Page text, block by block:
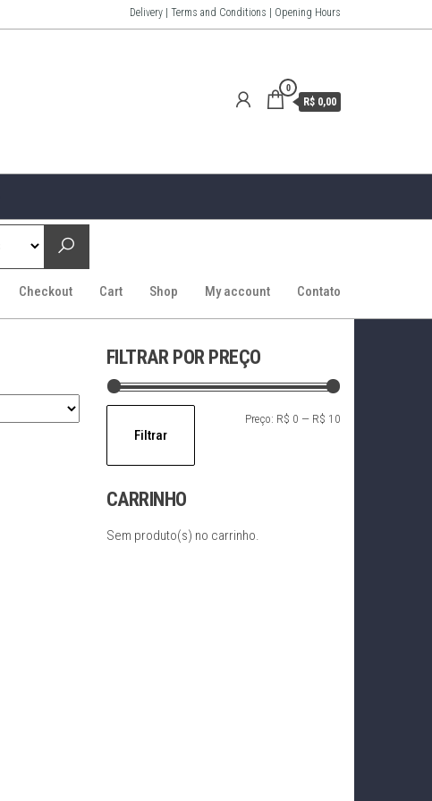
Delivery | Terms and Conditions | Opening Hours
0
R$ 0,00
Checkout Cart Shop My account Contato
FILTRAR POR PREÇO
Filtrar
Preço: R$ 0 — R$ 10
CARRINHO
Sem produto(s) no carrinho.